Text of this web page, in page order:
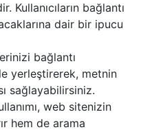
Kullanıcıların bağlantı
dair bir ipucu
bağlantı
yerleştirerek, metnin
sağlayabilirsiniz.
web sitenizin
hem de arama